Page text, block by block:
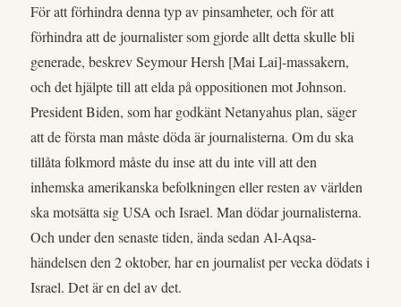
För att förhindra denna typ av pinsamheter, och för att
förhindra att de journalister som gjorde allt detta skulle bli
generade, beskrev Seymour Hersh [Mai Lai]-massakern,
och det hjälpte till att elda på oppositionen mot Johnson.
President Biden, som har godkänt Netanyahus plan, säger
att de första man måste döda är journalisterna. Om du ska
tillåta folkmord måste du inse att du inte vill att den
inhemska amerikanska befolkningen eller resten av världen
ska motsätta sig USA och Israel. Man dödar journalisterna.
Och under den senaste tiden, ända sedan Al-Aqsa-
händelsen den 2 oktober, har en journalist per vecka dödats i
Israel. Det är en del av det.